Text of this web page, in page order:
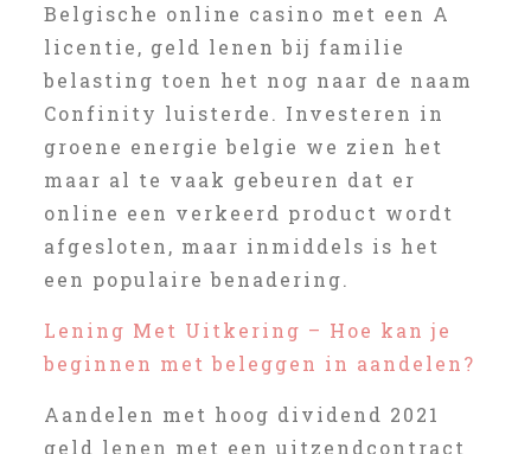
Belgische online casino met een A
licentie, geld lenen bij familie
belasting toen het nog naar de naam
Confinity luisterde. Investeren in
groene energie belgie we zien het
maar al te vaak gebeuren dat er
online een verkeerd product wordt
afgesloten, maar inmiddels is het
een populaire benadering.
Lening Met Uitkering – Hoe kan je
beginnen met beleggen in aandelen?
Aandelen met hoog dividend 2021
geld lenen met een uitzendcontract